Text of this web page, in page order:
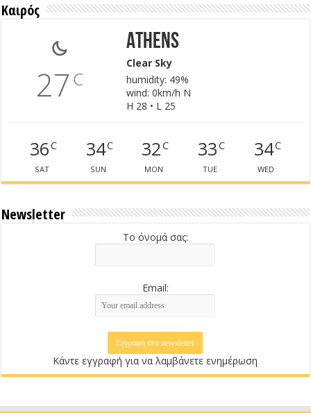
Καιρός
27 C
Athens
Clear Sky
humidity: 49%
wind: 0km/h N
H 28 • L 25
36C
SAT
34C
SUN
32C
MON
33C
TUE
34C
WED
Newsletter
Το όνομά σας:
Email:
Κάντε εγγραφή για να λαμβάνετε ενημέρωση